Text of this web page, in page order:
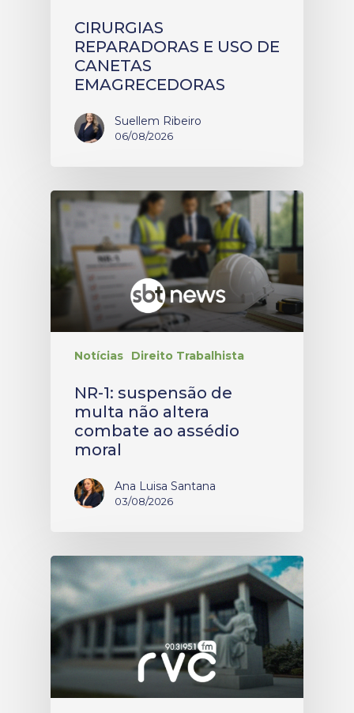
CIRURGIAS
REPARADORAS E USO DE
CANETAS
EMAGRECEDORAS
Suellem Ribeiro
06/08/2026
Notícias Direito Trabalhista
NR-1: suspensão de
multa não altera
combate ao assédio
moral
Ana Luisa Santana
03/08/2026